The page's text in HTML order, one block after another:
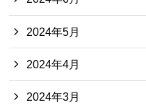
2024年5月
2024年4月
2024年3月